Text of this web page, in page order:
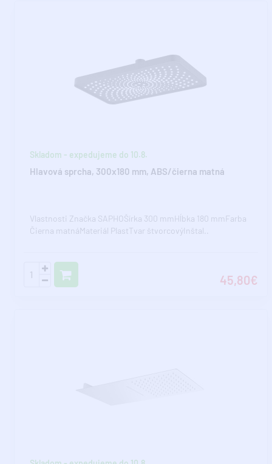
Skladom - expedujeme do 10.8.
Hlavová sprcha, 300x180 mm, ABS/čierna matná
Vlastnosti Značka SAPHOŠírka 300 mmHĺbka 180 mmFarba
Čierna matnáMateriál PlastTvar štvorcovýInštal..
45,80€